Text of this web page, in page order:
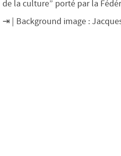
de la culture” porté par la
Background image :